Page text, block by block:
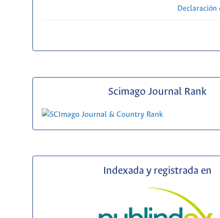
Scimago Journal Rank
Indexada y registrada en